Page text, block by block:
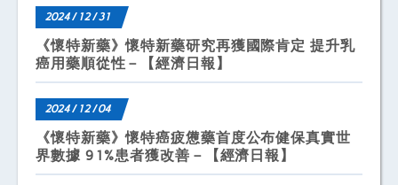
2024 / 12 / 31
《懷特新藥》懷特新藥研究再獲國際肯定 提升乳
癌用藥順從性－【經濟日報】
2024 / 12 / 04
《懷特新藥》懷特癌疲憊藥首度公布健保真實世
界數據 91%患者獲改善－【經濟日報】